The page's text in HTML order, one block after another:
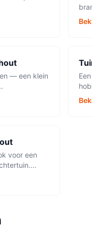
— een klein
voor een
...